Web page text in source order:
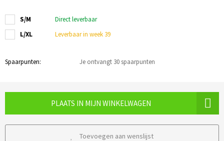
S/M
Direct leverbaar
L/XL
Leverbaar in week 39
Spaarpunten: Je ontvangt 30 spaarpunten
PLAATS IN MIJN WINKELWAGEN
Toevoegen aan wenslijst